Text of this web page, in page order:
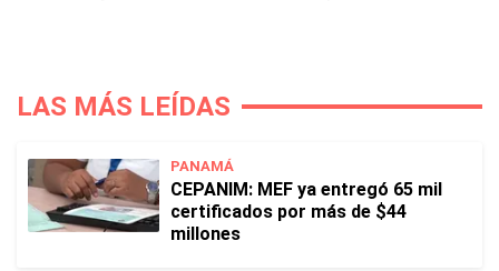
LAS MÁS LEÍDAS
PANAMÁ
CEPANIM: MEF ya entregó 65 mil
certificados por más de $44
millones